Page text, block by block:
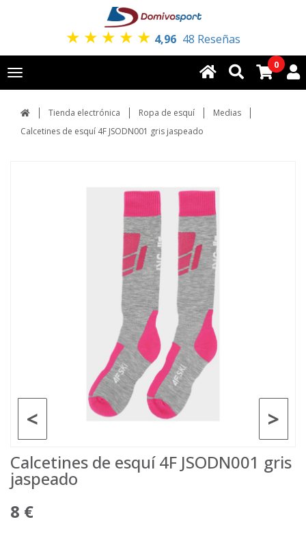
★ ★ ★ ★ ★ 4,96 48 Reseñas
Toggle
navigation
0
Tienda electrónica Ropa de esquí
Medias
Calcetines de esquí 4F JSODN001 gris jaspeado
>
<
Calcetines de esquí 4F JSODN001 gris
jaspeado
8 €